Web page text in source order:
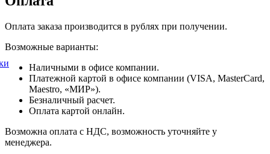
Оплата заказа производится в рублях при получении.
Возможные варианты:
Наличными в офисе компании.
Платежной картой в офисе компании (VISA, MasterCard,
Maestro, «МИР»).
Безналичный расчет.
Оплата картой онлайн.
Возможна оплата с НДС, возможность уточняйте у
менеджера.